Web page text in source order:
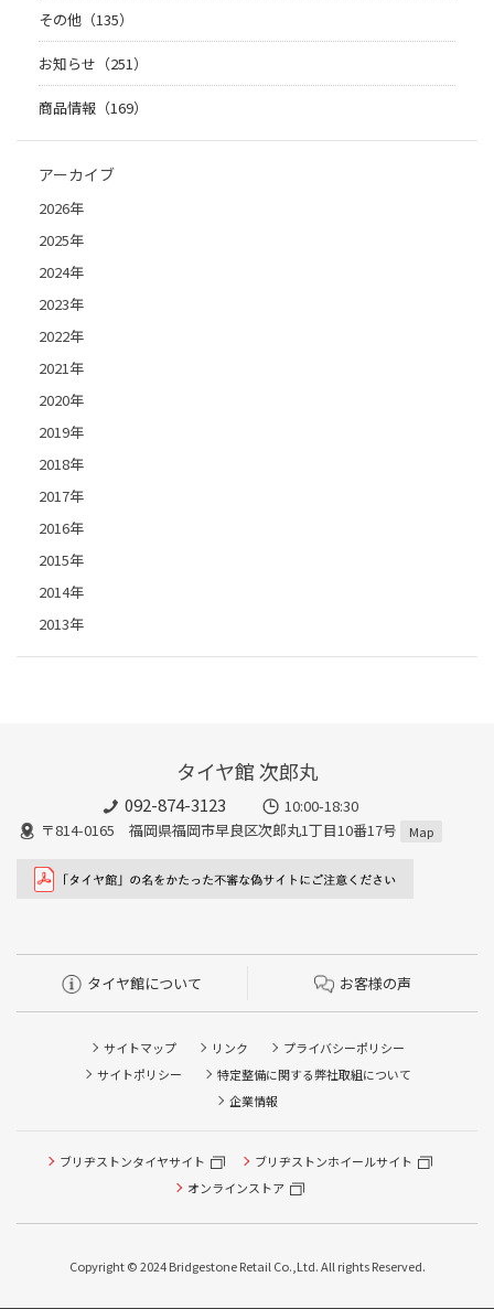
その他（135）
お知らせ（251）
商品情報（169）
アーカイブ
2026年
2025年
2024年
2023年
2022年
2021年
2020年
2019年
2018年
2017年
2016年
2015年
2014年
2013年
タイヤ館 次郎丸
092-874-3123
10:00-18:30
〒814-0165 福岡県福岡市早良区次郎丸1丁目10番17号
Map
タイヤ館について お客様の声
サイトマップ リンク
プライバシーポリシー
サイトポリシー
特定整備に関する弊社取組について
企業情報
ブリヂストンタイヤサイト
ブリヂストンホイールサイト
オンラインストア
Copyright © 2024 Bridgestone Retail Co.,Ltd. All rights Reserved.
タイヤ点検・安全点検/タイヤ履き替え/オイル交換/その他
ピット作業の予約
本日のタイヤ履き替え順番待ち予約 ※クローク契約会員の